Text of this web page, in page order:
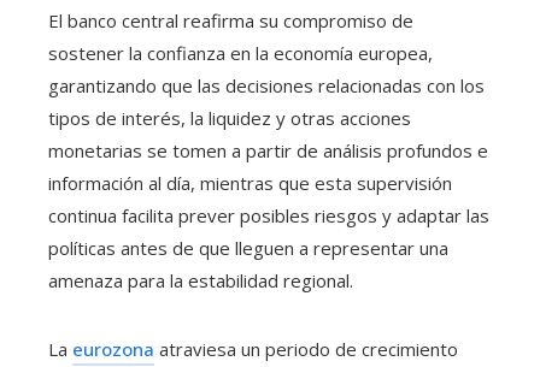
El banco central reafirma su compromiso de
sostener la confianza en la economía europea,
garantizando que las decisiones relacionadas con los
tipos de interés, la liquidez y otras acciones
monetarias se tomen a partir de análisis profundos e
información al día, mientras que esta supervisión
continua facilita prever posibles riesgos y adaptar las
políticas antes de que lleguen a representar una
amenaza para la estabilidad regional.
La eurozona atraviesa un periodo de crecimiento